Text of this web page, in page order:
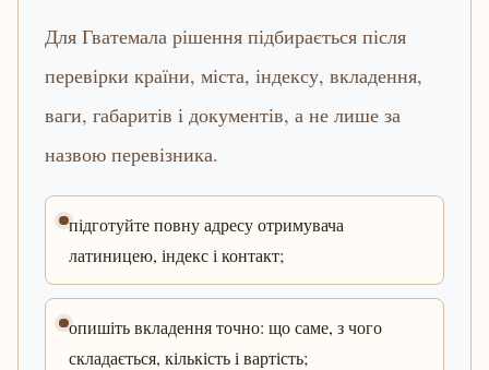
Для Гватемала рішення підбирається після
перевірки країни, міста, індексу, вкладення,
ваги, габаритів і документів, а не лише за
назвою перевізника.
підготуйте повну адресу отримувача
латиницею, індекс і контакт;
опишіть вкладення точно: що саме, з чого
складається, кількість і вартість;